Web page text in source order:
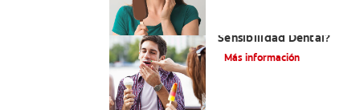
Sensibilidad Dental?
Más información